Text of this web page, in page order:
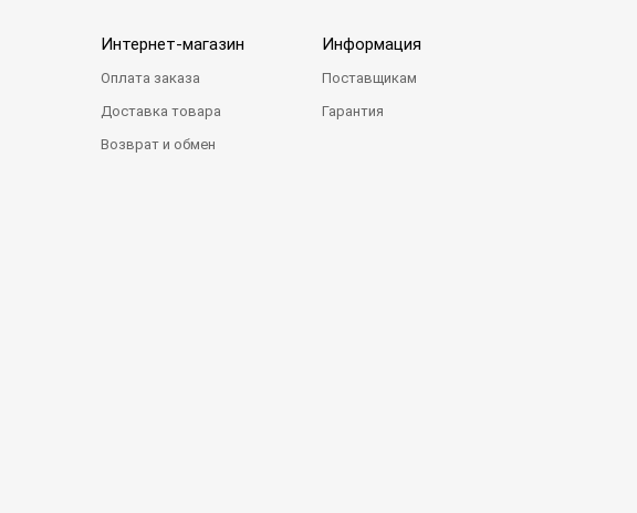
Интернет-магазин
Оплата заказа
Доставка товара
Возврат и обмен
Информация
Поставщикам
Гарантия